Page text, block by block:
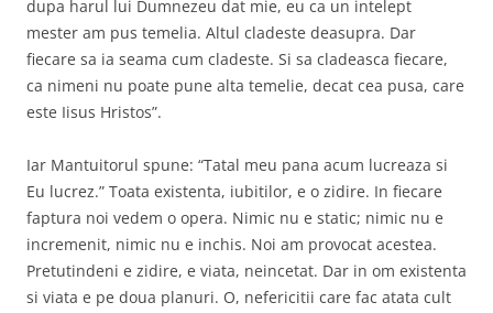
dupa harul lui Dumnezeu dat mie, eu ca un intelept
mester am pus temelia. Altul cladeste deasupra. Dar
fiecare sa ia seama cum cladeste. Si sa cladeasca fiecare,
ca nimeni nu poate pune alta temelie, decat cea pusa, care
este Iisus Hristos”.
Iar Mantuitorul spune: “Tatal meu pana acum lucreaza si
Eu lucrez.” Toata existenta, iubitilor, e o zidire. In fiecare
faptura noi vedem o opera. Nimic nu e static; nimic nu e
incremenit, nimic nu e inchis. Noi am provocat acestea.
Pretutindeni e zidire, e viata, neincetat. Dar in om existenta
si viata e pe doua planuri. O, nefericitii care fac atata cult